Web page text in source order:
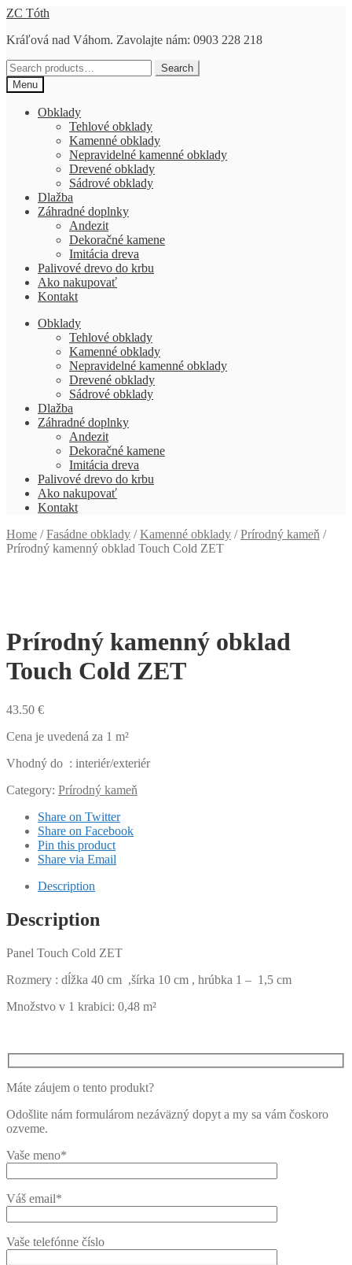
Preskočiť
navigáciu
Preskočiť
obsah
ZC Tóth
Kráľová nad Váhom. Zavolajte nám: 0903 228 218
Search
for:
Search
Menu
Obklady
Tehlové obklady
Kamenné obklady
Nepravidelné kamenné obklady
Drevené obklady
Sádrové obklady
Dlažba
Záhradné doplnky
Andezit
Dekoračné kamene
Imitácia dreva
Palivové drevo do krbu
Ako nakupovať
Kontakt
Obklady
Tehlové obklady
Kamenné obklady
Nepravidelné kamenné obklady
Drevené obklady
Sádrové obklady
Dlažba
Záhradné doplnky
Andezit
Dekoračné kamene
Imitácia dreva
Palivové drevo do krbu
Ako nakupovať
Kontakt
Home /Fasádne obklady /Kamenné obklady /Prírodný kameň /
Prírodný kamenný obklad Touch Cold ZET
Prírodný kamenný obklad
Touch Cold ZET
43.50 €
Cena je uvedená za 1 m²
Vhodný do : interiér/exteriér
Category: Prírodný kameň
Share on Twitter
Share on Facebook
Pin this product
Share via Email
Description
Description
Panel Touch Cold ZET
Rozmery : dĺžka 40 cm ,šírka 10 cm , hrúbka 1 – 1,5 cm
Množstvo v 1 krabici: 0,48 m²
Máte záujem o tento produkt?
Odošlite nám formulárom nezáväzný dopyt a my sa vám čoskoro
ozveme.
Vaše meno*
Váš email*
Vaše telefónne číslo